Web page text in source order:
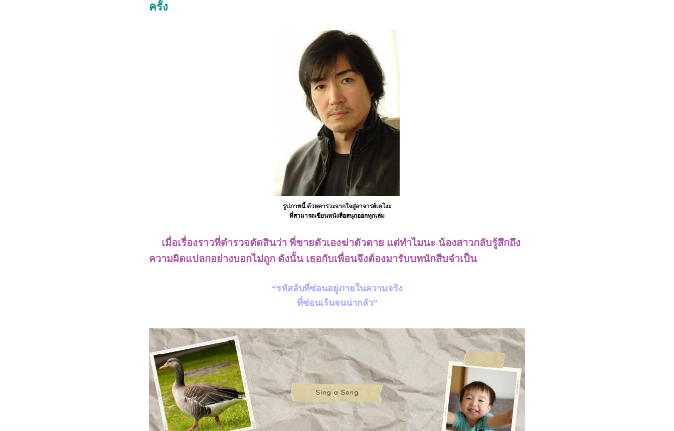
ครั้ง
รูปภาพนี้ ด้วยคารวะจากใจสู่อาจารย์เคโงะ
ที่สามารถเขียนหนังสือสนุกออกทุกเล่ม
เมื่อเรื่องราวที่ตำรวจตัดสินว่า พี่ชายตัวเองฆ่าตัวตาย แต่ทำไมนะ น้องสาวกลับรู้สึกถึง
ความผิดแปลกอย่างบอกไม่ถูก ดังนั้น เธอกับเพื่อนจึงต้องมารับบทนักสืบจำเป็น
“รหัสลับที่ซ่อนอยู่ภายในความจริง
ที่ซ่อนเร้นจนน่ากลัว”